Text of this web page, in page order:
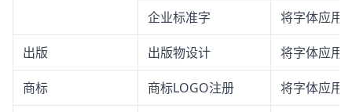
企业标准字 将字体应用
出版 出版物设计 将字体应用
商标 商标LOGO注册 将字体应用